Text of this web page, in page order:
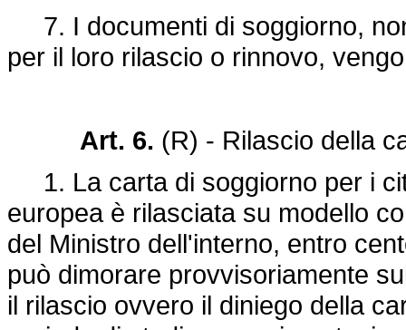
7. I documenti di soggiorno,
per il loro rilascio o rinnovo,
Art. 6. (R) - Rilascio della
1. La carta di soggiorno per i
europea è rilasciata su modello
del Ministro dell'interno, entro
può dimorare provvisoriamente
il rilascio ovvero il diniego della